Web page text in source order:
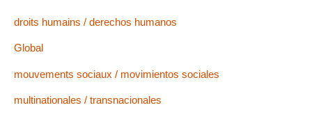
droits humains / derechos humanos
Global
mouvements sociaux / movimientos sociales
multinationales / transnacionales